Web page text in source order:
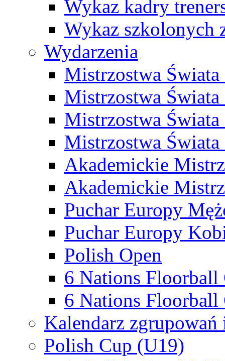
Wykaz kadry
Wykaz szkolonych
Wydarzenia
Mistrzostwa
Mistrzostwa
Mistrzostwa
Mistrzostwa
Akademickie
Akademickie
Puchar Europy
Puchar Europy
Polish Open
6 Nations Floorball
6 Nations Floorball
Kalendarz
Polish Cup (U19)